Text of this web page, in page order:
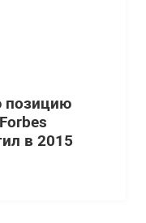
позицию
в 2015